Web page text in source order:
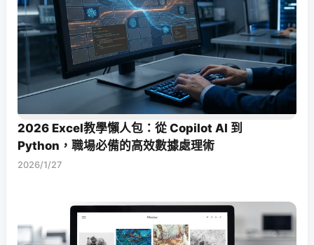
2026 Excel教學懶人包：從 Copilot AI 到
Python，職場必備的高效數據處理術
2026/1/27